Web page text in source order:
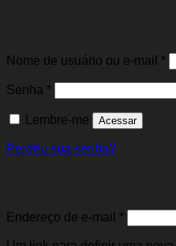
Nome de usuário ou e-mail *
Senha *Obrigatório
Lembre-me Acessar
Perdeu sua senha?
Endereço de e-mail *